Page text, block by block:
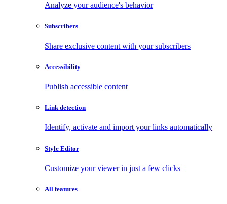
Analyze your audience's behavior
Subscribers
Share exclusive content with your subscribers
Accessibility
Publish accessible content
Link detection
Identify, activate and import your links automatically
Style Editor
Customize your viewer in just a few clicks
All features